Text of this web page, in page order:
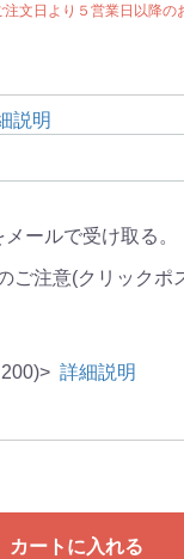
文日より５営業日以降の
説明
ールで受け取る。
ご注意(クリックポ
詳細説明
カートに入れる